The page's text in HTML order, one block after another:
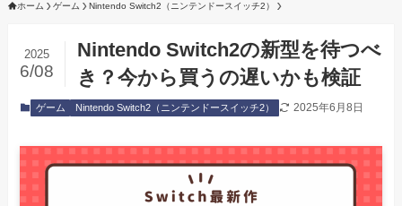
ホーム ゲーム Nintendo Switch2（ニンテンドースイッチ2）
Nintendo Switch2の新型を待つべ
き？今から買うの遅いかも検証
2025
6/08
ゲーム Nintendo Switch2（ニンテンドースイッチ2） 2025年6月8日